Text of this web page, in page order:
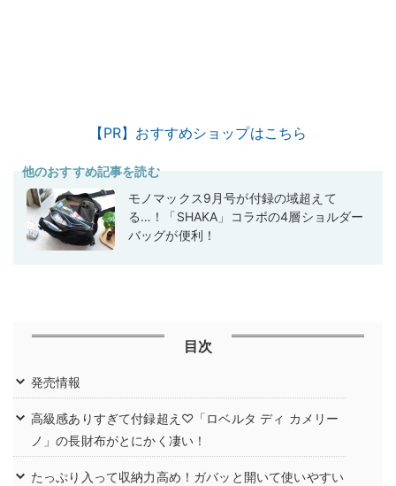
【PR】おすすめショップはこちら
他のおすすめ記事を読む
モノマックス9月号が付録の域超えて
る…！「SHAKA」コラボの4層ショルダー
バッグが便利！
目次
発売情報
高級感ありすぎて付録超え♡「ロベルタ ディ カメリー
ノ」の長財布がとにかく凄い！
たっぷり入って収納力高め！ガバッと開いて使いやすい